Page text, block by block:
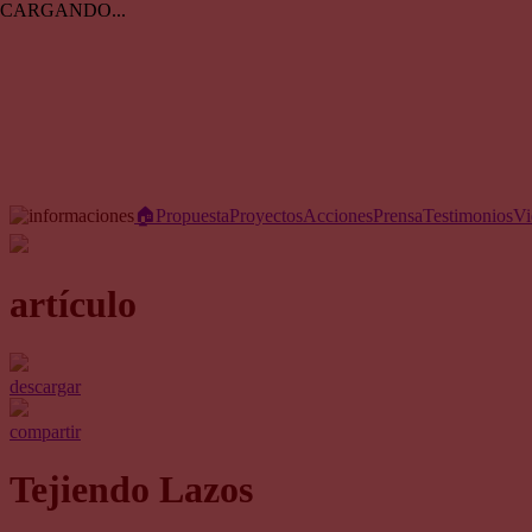
CARGANDO...
🏠︎PropuestaProyectosAccionesPrensaTestimonios
artículo
descargar
compartir
Tejiendo Lazos